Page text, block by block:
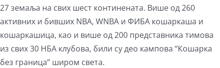
27 земаља на свих шест континената. Више од 260
активних и бивших NBA, WNBA и ФИБА кошаркаша и
кошаркашица, као и више од 200 представника тимова
из свих 30 НБА клубова, били су део кампова “Кошарка
без граница” широм света.